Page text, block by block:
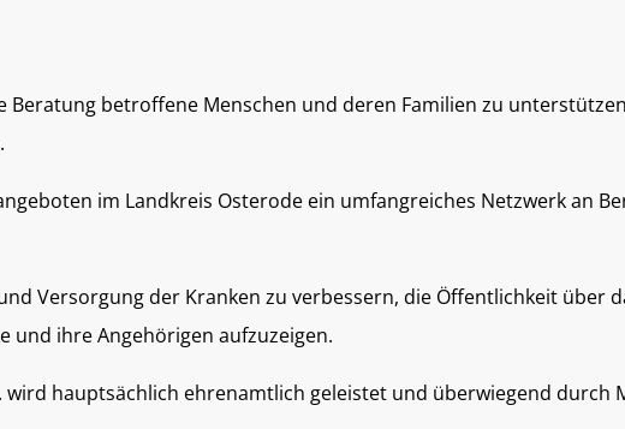
betroffene Menschen und deren Familien zu
im Landkreis Osterode ein umfangreiches Netzwerk an
Versorgung der Kranken zu verbessern, die Öffentlichkeit über
und ihre Angehörigen aufzuzeigen.
wird hauptsächlich ehrenamtlich geleistet und überwiegend durch